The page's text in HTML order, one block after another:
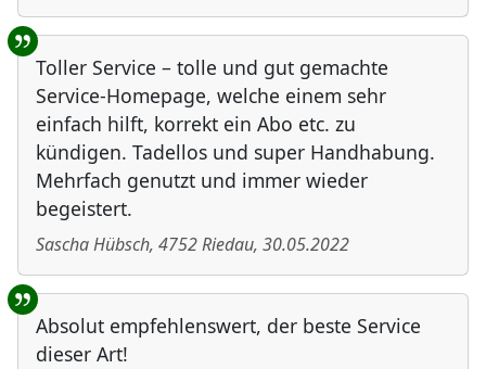
Toller Service – tolle und gut gemachte
Service-Homepage, welche einem sehr
einfach hilft, korrekt ein Abo etc. zu
kündigen. Tadellos und super Handhabung.
Mehrfach genutzt und immer wieder
begeistert.
Sascha Hübsch, 4752Riedau, 30.05.2022
Absolut empfehlenswert, der beste Service
dieser Art!